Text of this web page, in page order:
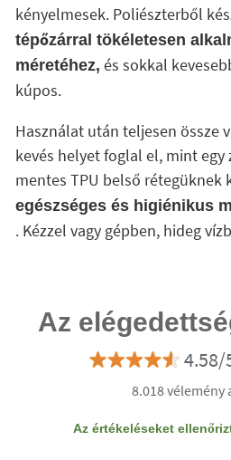
kényelmesek. Poliészterből
tépőzárral tökéletesen
méretéhez, és sokkal
kúpos.
Használat után teljesen össze
kevés helyet foglal el, mint egy
mentes TPU belső rétegüknek
egészséges és higiénikus
. Kézzel vagy gépben, hideg
Az
4.58/
8.018 vélemény
Az értékeléseket